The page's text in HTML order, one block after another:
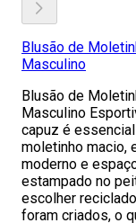
Blusão de
Masculino
Blusão de
Masculino
capuz é
moletinho macio,
moderno e
estampado no
escolher
foram criados, o